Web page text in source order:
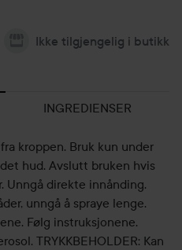
Ikke tilgjengelig i butikk
INGREDIENSER
kroppen. Bruk kun under
hud. Avslutt bruken hvis
Unngå direkte innånding.
unngå å spraye lenge.
Følg instruksjonene.
TRYKKBEHOLDER: Kan